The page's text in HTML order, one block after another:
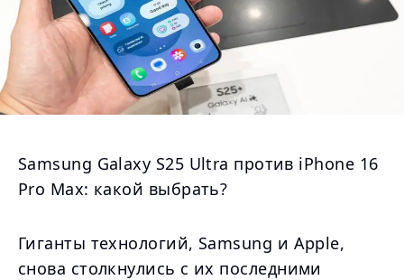
Samsung Galaxy S25 Ultra против iPhone 16
Pro Max: какой выбрать?
Гиганты технологий, Samsung и Apple,
снова столкнулись с их последними